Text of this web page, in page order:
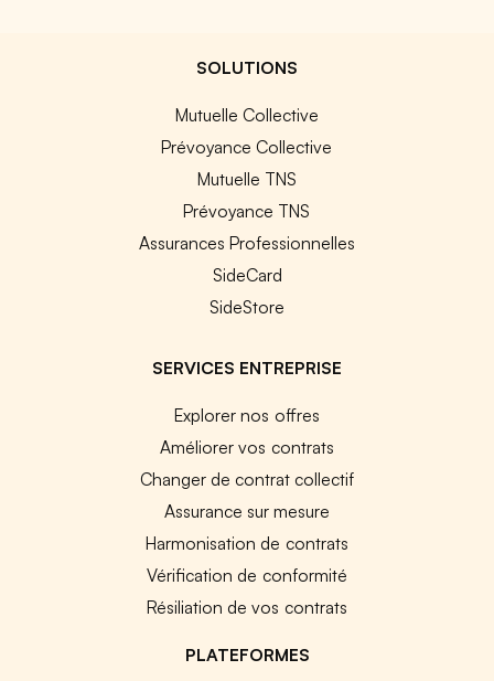
SOLUTIONS
Mutuelle Collective
Prévoyance Collective
Mutuelle TNS
Prévoyance TNS
Assurances Professionnelles
SideCard
SideStore
SERVICES ENTREPRISE
Explorer nos offres
Améliorer vos contrats
Changer de contrat collectif
Assurance sur mesure
Harmonisation de contrats
Vérification de conformité
Résiliation de vos contrats
PLATEFORMES